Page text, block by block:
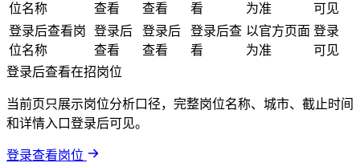
位名称
查看
查看
看
为准
可见
登录后查看岗
位名称
登录后
查看
登录后
查看
登录后查
看
以官方页面
为准
登录
可见
登录后查看在招岗位
当前页只展示岗位分析口径，完整岗位名称、城市、截止时间
和详情入口登录后可见。
登录查看岗位